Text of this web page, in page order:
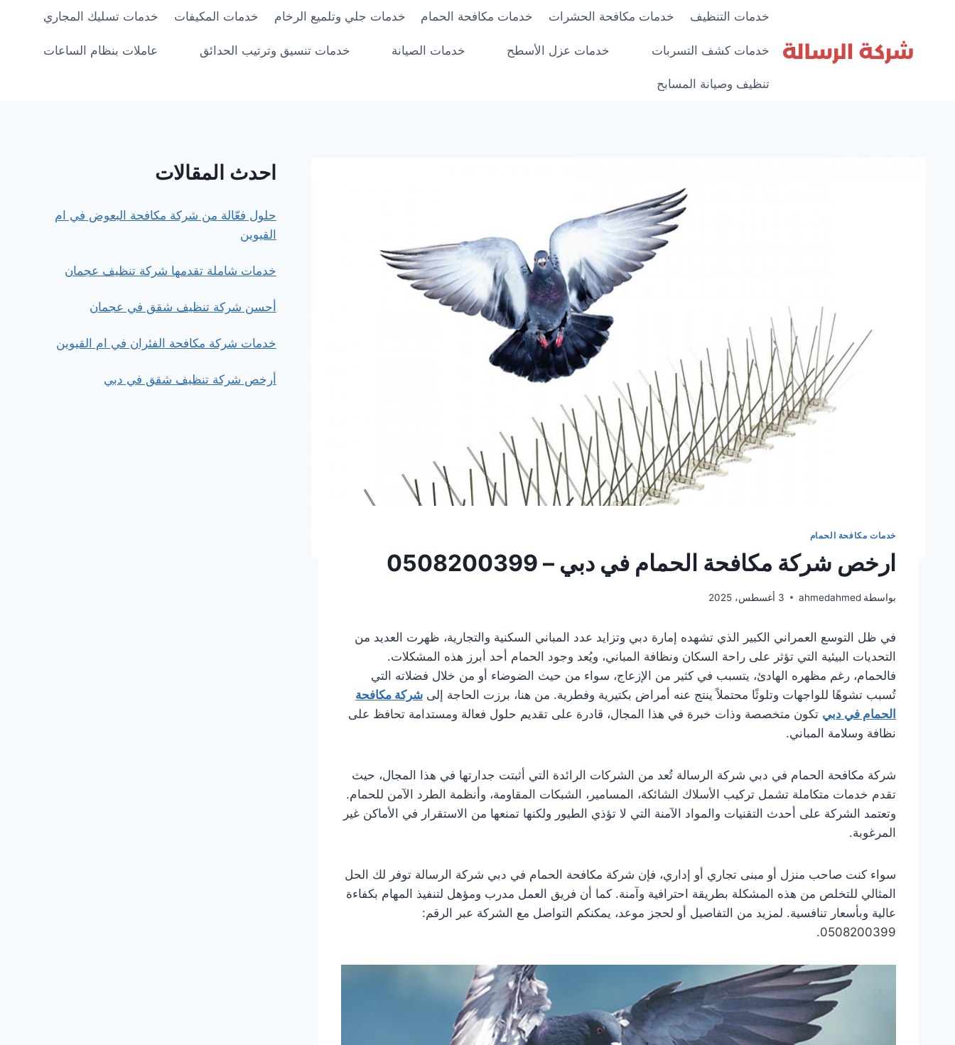
خدمات التنظيف خدمات مكافحة الحشرات خدمات مكافحة الحمام خدمات جلي وتلميع الرخام خدمات المكيفات خدمات تسليك المجاري
خدمات كشف التسربات خدمات عزل الأسطح خدمات الصيانة خدمات تنسيق وترتيب الحدائق عاملات بنظام الساعات
تنظيف وصيانة المسابح
خدمات مكافحة الحمام
ارخص شركة مكافحة الحمام في دبي – 0508200399
بواسطة ahmedahmed 3 أغسطس، 2025
في ظل التوسع العمراني الكبير الذي تشهده إمارة دبي وتزايد عدد المباني السكنية والتجارية، ظهرت العديد من
التحديات البيئية التي تؤثر على راحة السكان ونظافة المباني، ويُعد وجود الحمام أحد أبرز هذه المشكلات.
فالحمام، رغم مظهره الهادئ، يتسبب في كثير من الإزعاج، سواء من حيث الضوضاء أو من خلال فضلاته التي
تُسبب تشوهًا للواجهات وتلوثًا محتملاً ينتج عنه أمراض بكتيرية وفطرية. من هنا، برزت الحاجة إلىشركة مكافحة
الحمام في دبي تكون متخصصة وذات خبرة في هذا المجال، قادرة على تقديم حلول فعالة ومستدامة تحافظ على
نظافة وسلامة المباني.
شركة مكافحة الحمام في دبي شركة الرسالة تُعد من الشركات الرائدة التي أثبتت جدارتها في هذا المجال، حيث
تقدم خدمات متكاملة تشمل تركيب الأسلاك الشائكة، المسامير، الشبكات المقاومة، وأنظمة الطرد الآمن للحمام.
وتعتمد الشركة على أحدث التقنيات والمواد الآمنة التي لا تؤذي الطيور ولكنها تمنعها من الاستقرار في الأماكن غير
المرغوبة.
سواء كنت صاحب منزل أو مبنى تجاري أو إداري، فإن شركة مكافحة الحمام في دبي شركة الرسالة توفر لك الحل
المثالي للتخلص من هذه المشكلة بطريقة احترافية وآمنة. كما أن فريق العمل مدرب ومؤهل لتنفيذ المهام بكفاءة
عالية وبأسعار تنافسية. لمزيد من التفاصيل أو لحجز موعد، يمكنكم التواصل مع الشركة عبر الرقم:
0508200399.
احدث المقالات
حلول فعّالة من شركة مكافحة البعوض في ام
القيوين
خدمات شاملة تقدمها شركة تنظيف عجمان
أحسن شركة تنظيف شقق في عجمان
خدمات شركة مكافحة الفئران في ام القيوين
أرخص شركة تنظيف شقق في دبي